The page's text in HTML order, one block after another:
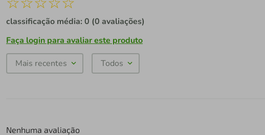
classificação média: 0 (0 avaliações)
Faça login para avaliar este produto
Mais recentes Todos
Nenhuma avaliação